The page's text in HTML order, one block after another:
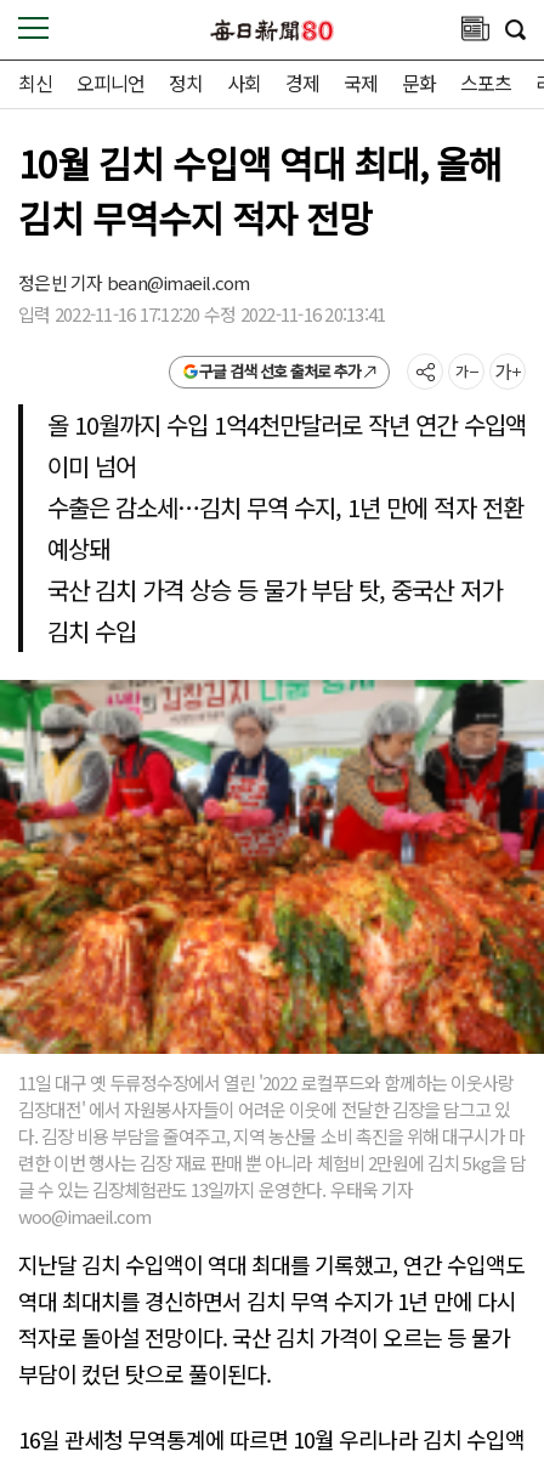
최신 오피니언 정치 사회 경제 국제 문화 스포츠
10월 김치 수입액 역대 최대, 올해
김치 무역수지 적자 전망
정은빈 기자bean@imaeil.com
입력 2022-11-16 17:12:20 수정 2022-11-16 20:13:41
구글 검색 선호 출처로 추가
올 10월까지 수입 1억4천만달러로 작년 연간 수입액
이미 넘어
수출은 감소세…김치 무역 수지, 1년 만에 적자 전환
예상돼
국산 김치 가격 상승 등 물가 부담 탓, 중국산 저가
김치 수입
11일 대구 옛 두류정수장에서 열린 '2022 로컬푸드와 함께하는 이웃사랑
김장대전' 에서 자원봉사자들이 어려운 이웃에 전달한 김장을 담그고 있
다. 김장 비용 부담을 줄여주고, 지역 농산물 소비 촉진을 위해 대구시가 마
련한 이번 행사는 김장 재료 판매 뿐 아니라 체험비 2만원에 김치 5kg을 담
글 수 있는 김장체험관도 13일까지 운영한다. 우태욱 기자
woo@imaeil.com
지난달 김치 수입액이 역대 최대를 기록했고, 연간 수입액도
역대 최대치를 경신하면서 김치 무역 수지가 1년 만에 다시
적자로 돌아설 전망이다. 국산 김치 가격이 오르는 등 물가
부담이 컸던 탓으로 풀이된다.
16일 관세청 무역통계에 따르면 10월 우리나라 김치 수입액